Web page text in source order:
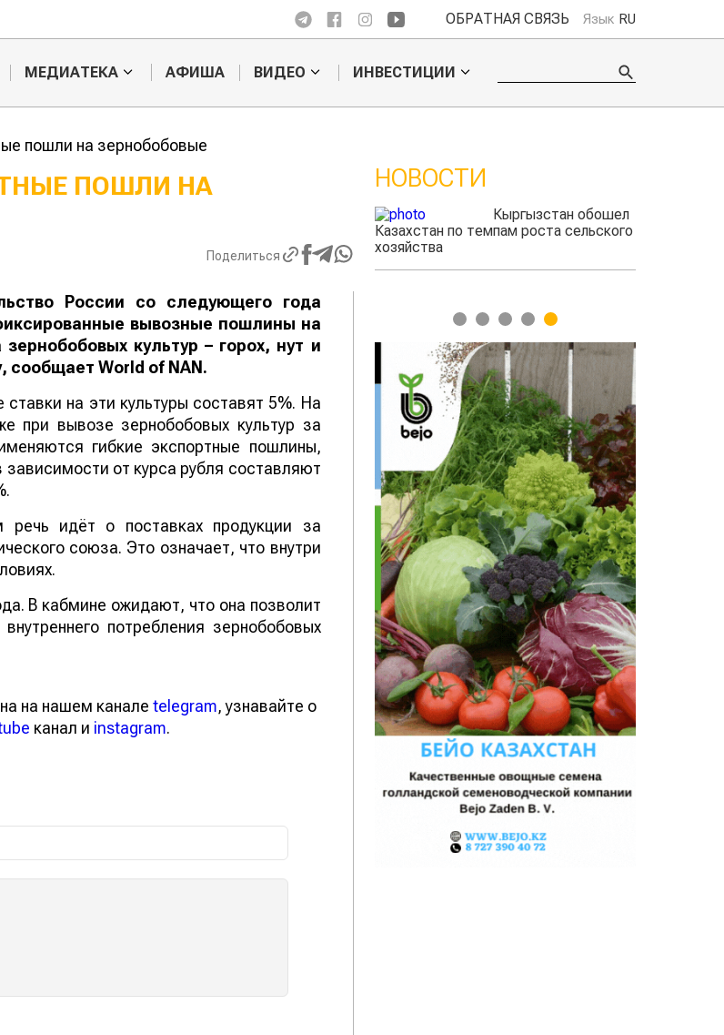
ОБРАТНАЯ СВЯЗЬ Язык RU
МЕДИАТЕКА АФИША ВИДЕО ИНВЕСТИЦИИ
пошли на зернобобовые
ПОШЛИ НА
Поделиться
России со следующего года
вывозные пошлины на
зернобобовых культур – горох, нут и
сообщает World of NAN.
на эти культуры составят 5%. На
при вывозе зернобобовых культур за
гибкие экспортные пошлины,
зависимости от курса рубля составляют
речь идёт о поставках продукции за
союза. Это означает, что внутри
В кабмине ожидают, что она позволит
потребления зернобобовых
на нашем канале telegram, узнавайте о
канал и instagram.
НОВОСТИ
жука будут выжигать
лазером
Кыргызстан обошел
Казахстан по темпам роста сельского
хозяйства
1 2 3 4 5